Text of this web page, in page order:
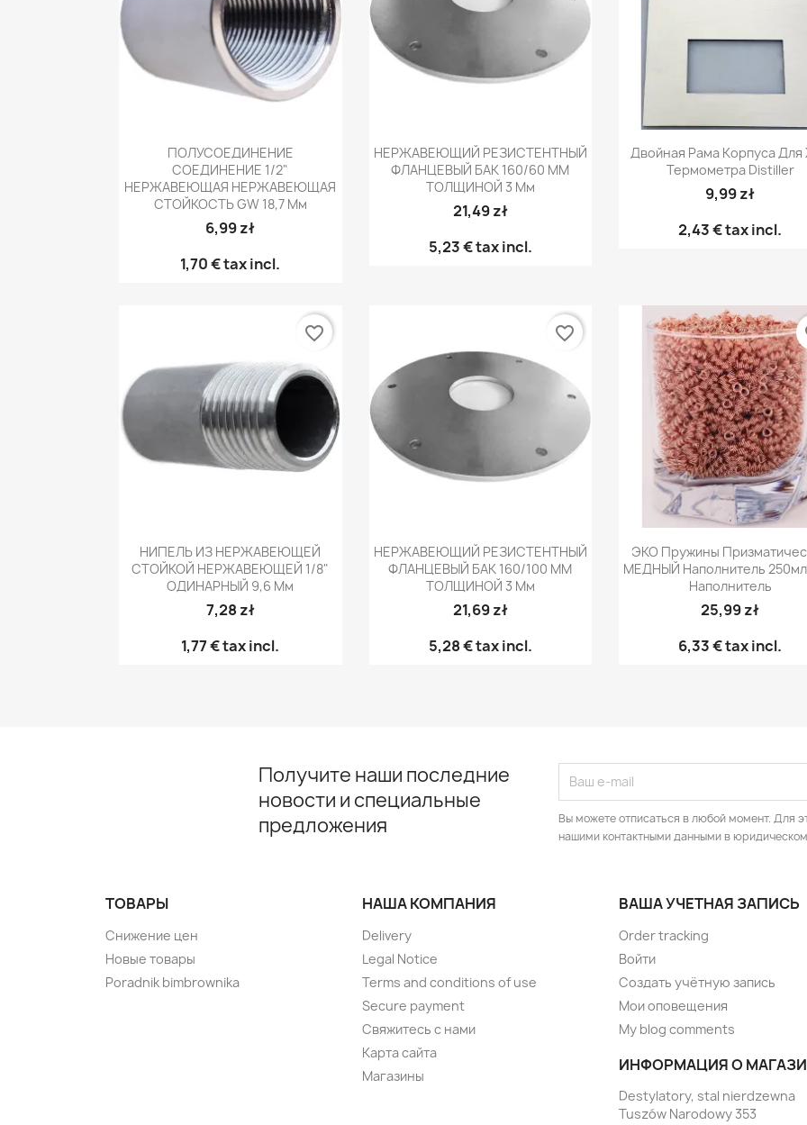
Быстрый просмотр
ПОЛУСОЕДИНЕНИЕ
СОЕДИНЕНИЕ 1/2"
НЕРЖАВЕЮЩАЯ НЕРЖАВЕЮЩАЯ
СТОЙКОСТЬ GW 18,7 Мм
6,99 zł
1,70 €tax incl.
Быстрый просмотр
НЕРЖАВЕЮЩИЙ РЕЗИСТЕНТНЫЙ
ФЛАНЦЕВЫЙ БАК 160/60 ММ
ТОЛЩИНОЙ 3 Мм
21,49 zł
5,23 €tax incl.
Быстрый
Двойная Рама Корпуса
Термометра Distiller
9,99 zł
2,43 €tax incl.
Быстрый просмотр
НИПЕЛЬ ИЗ НЕРЖАВЕЮЩЕЙ
СТОЙКОЙ НЕРЖАВЕЮЩЕЙ 1/8"
ОДИНАРНЫЙ 9,6 Мм
7,28 zł
1,77 €tax incl.
favorite_border
Быстрый просмотр
НЕРЖАВЕЮЩИЙ РЕЗИСТЕНТНЫЙ
ФЛАНЦЕВЫЙ БАК 160/100 ММ
ТОЛЩИНОЙ 3 Мм
21,69 zł
5,28 €tax incl.
favorite_border
Быстрый
ЭКО Пружины
МЕДНЫЙ Наполнитель
Наполнитель
25,99 zł
6,33 €tax incl.
Получите наши последние
новости и специальные
предложения
Вы можете отписаться в любой момент. Для
нашими контактными данными в
ТОВАРЫ
Снижение цен
Новые товары
Poradnik bimbrownika
НАША КОМПАНИЯ
Delivery
Legal Notice
Terms and conditions of use
Secure payment
Свяжитесь с нами
Карта сайта
Магазины
ВАША УЧЕТНАЯ ЗАПИСЬ
Order tracking
Войти
Создать учётную запись
Мои оповещения
My blog comments
ИНФОРМАЦИЯ О
Destylatory, stal nierdzewna
Tuszów Narodowy 353